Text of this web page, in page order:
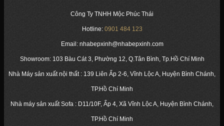
Công Ty TNHH Mộc Phúc Thái
Hotline: 0901 484 123
Email: nhabepxinh@nhabepxinh.com
Showroom: 103 Bàu Cát 3, Phường 12, Q.Tân Bình, Tp.Hồ Chí Minh
Nhà Máy sản xuất nội thất : 139 Liên Ấp 2-6, Vĩnh Lộc A, Huyện Bình Chánh,
TP.Hồ Chí Minh
Nhà máy sản xuất Sofa : D11/10F, Ấp 4, Xã Vĩnh Lộc A, Huyện Bình Chánh,
TP.Hồ Chí Minh